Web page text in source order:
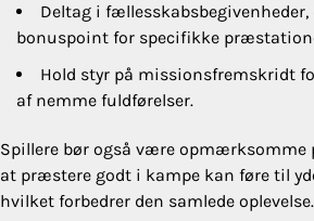
Deltag i
bonuspoint for specifikke
Hold styr på missionsfremskridt
af nemme fuldførelser.
Spillere bør også være
at præstere godt i kampe kan føre til
hvilket forbedrer den samlede oplevelse.